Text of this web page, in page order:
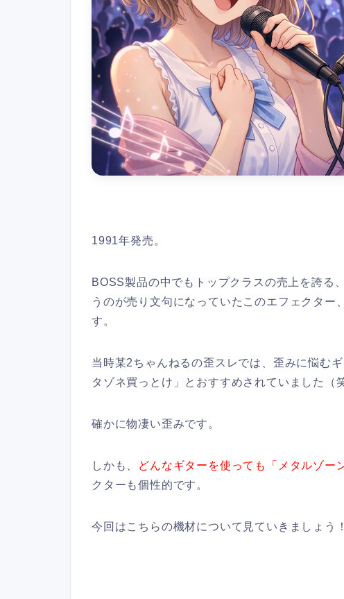
1991年発売。
BOSS製品の中でもトップクラスの売上を誇る、
うのが売り文句になっていたこのエフェクター
す。
当時某2ちゃんねるの歪スレでは、歪みに悩む
タゾネ買っとけ」とおすすめされていました（
確かに物凄い歪みです。
しかも、 どんなギターを使っても「メタルゾー
クターも個性的です。
今回はこちらの機材について見ていきましょう！